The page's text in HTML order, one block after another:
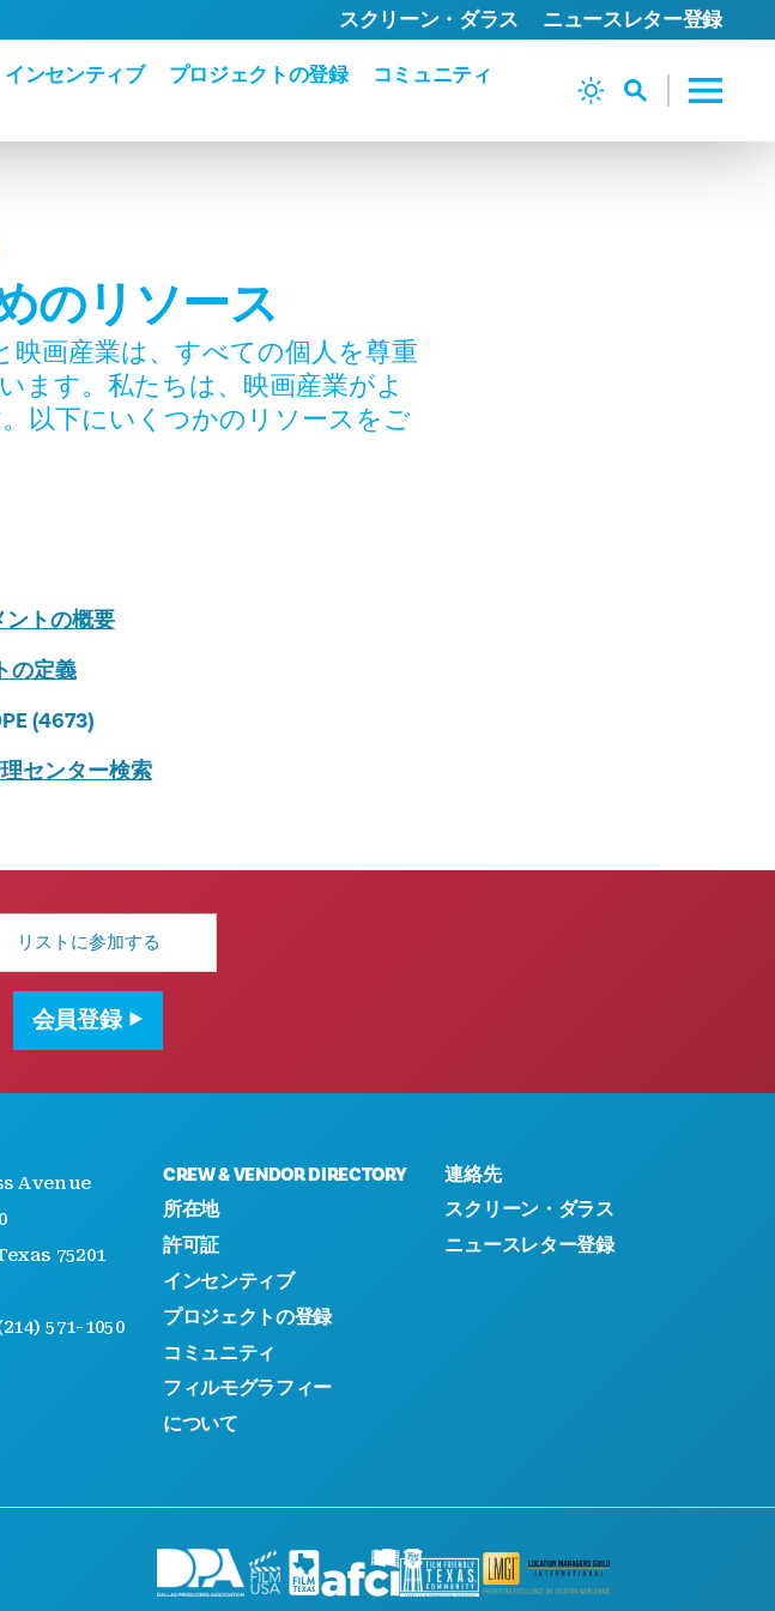
インセンティブ プロジェクトの登録
コミュニティ
スクリーン・ダラス ニュースレター登録
のリソース
画産業は、すべての個人を尊重
ます。私たちは、映画産業がよ
以下にいくつかのリソースをご
トの概要
の定義
(4673)
センター検索
会員登録
Avenue
75201
571-1050
CREW & VENDOR DIRECTORY
所在地
許可証
インセンティブ
プロジェクトの登録
コミュニティ
フィルモグラフィー
について
連絡先
スクリーン・ダラス
ニュースレター登録